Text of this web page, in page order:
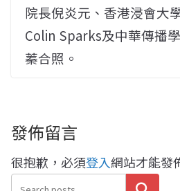
院長倪炎元、香港浸會大
Colin Sparks及中華傳播
蓁合照。
發佈留言
很抱歉，必須登入網站才能發